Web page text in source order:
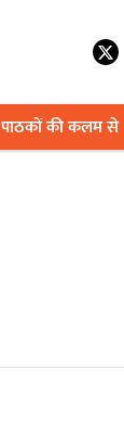
पाठकों की कलम से